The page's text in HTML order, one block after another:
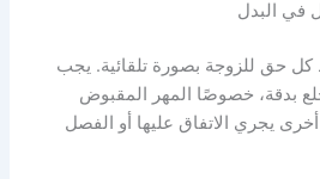
حق للزوجة بصورة تلقائية. يجب
بدقة، خصوصًا المهر المقبوض
يجري الاتفاق عليها أو الفصل